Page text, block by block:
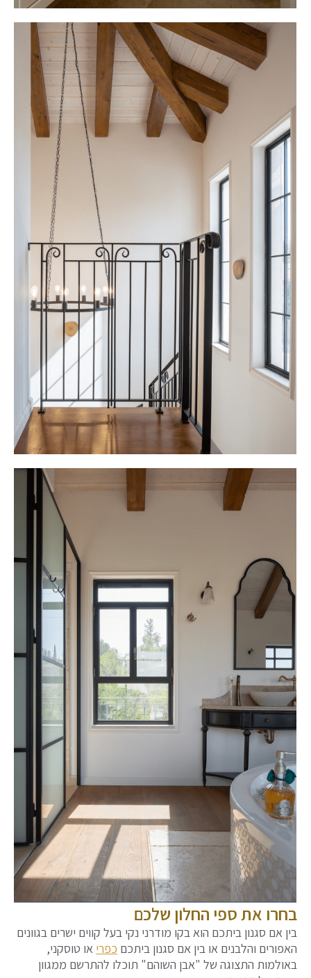
בחרו את ספי החלון שלכם
בין אם סגנון ביתכם הוא בקו מודרני נקי בעל קווים ישרים בגוונים
האפורים והלבנים או בין אם סגנון ביתכם כפרי או טוסקני,
באולמות התצוגה של "אבן השוהם" תוכלו להתרשם ממגוון